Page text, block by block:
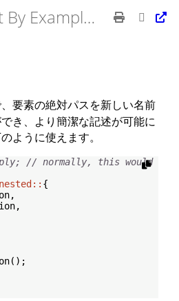
Rust By Example 日本語版
要素の絶対パスを新しい名前
き、より簡潔な記述が可能に
ように使えます。
// normally, this would exist
{
,
,
( ) ;